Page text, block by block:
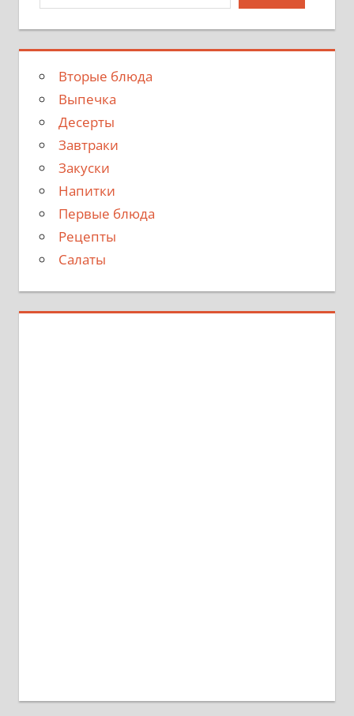
Вторые блюда
Выпечка
Десерты
Завтраки
Закуски
Напитки
Первые блюда
Рецепты
Салаты